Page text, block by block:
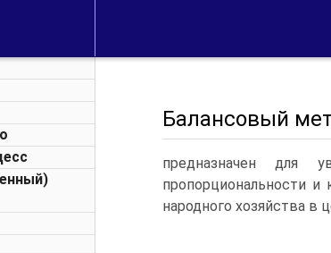
Балансовый
предназначен для
пропорциональности и
народного хозяйства в